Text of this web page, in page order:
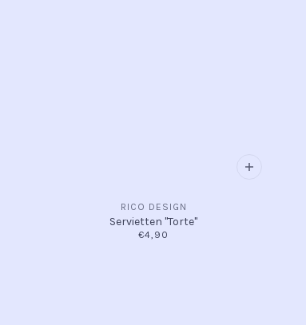
RICO DESIGN
Servietten "Torte"
€4,90